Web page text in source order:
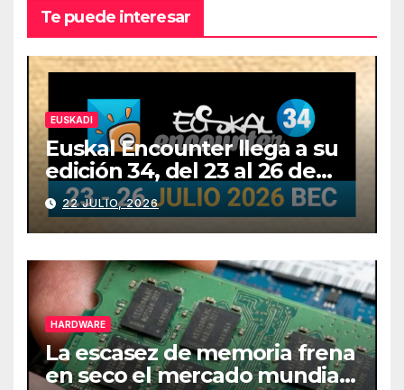
Te puede interesar
EUSKADI
Euskal Encounter llega a su
edición 34, del 23 al 26 de
julio
22 JULIO, 2026
HARDWARE
La escasez de memoria frena
en seco el mercado mundial